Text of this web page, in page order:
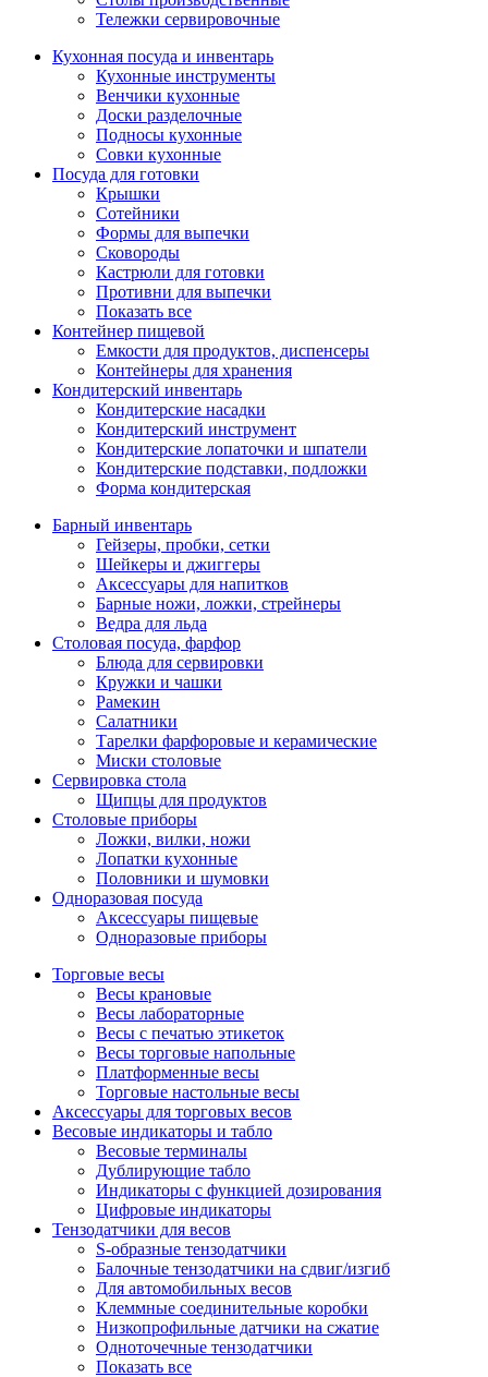
Тележки сервировочные
Кухонная посуда и инвентарь
Кухонные инструменты
Венчики кухонные
Доски разделочные
Подносы кухонные
Совки кухонные
Посуда для готовки
Крышки
Сотейники
Формы для выпечки
Сковороды
Кастрюли для готовки
Противни для выпечки
Показать все
Контейнер пищевой
Емкости для продуктов, диспенсеры
Контейнеры для хранения
Кондитерский инвентарь
Кондитерские насадки
Кондитерский инструмент
Кондитерские лопаточки и шпатели
Кондитерские подставки, подложки
Форма кондитерская
Барный инвентарь
Гейзеры, пробки, сетки
Шейкеры и джиггеры
Аксессуары для напитков
Барные ножи, ложки, стрейнеры
Ведра для льда
Столовая посуда, фарфор
Блюда для сервировки
Кружки и чашки
Рамекин
Салатники
Тарелки фарфоровые и керамические
Миски столовые
Сервировка стола
Щипцы для продуктов
Столовые приборы
Ложки, вилки, ножи
Лопатки кухонные
Половники и шумовки
Одноразовая посуда
Аксессуары пищевые
Одноразовые приборы
Торговые весы
Весы крановые
Весы лабораторные
Весы с печатью этикеток
Весы торговые напольные
Платформенные весы
Торговые настольные весы
Аксессуары для торговых весов
Весовые индикаторы и табло
Весовые терминалы
Дублирующие табло
Индикаторы с функцией дозирования
Цифровые индикаторы
Тензодатчики для весов
S-образные тензодатчики
Балочные тензодатчики на сдвиг/изгиб
Для автомобильных весов
Клеммные соединительные коробки
Низкопрофильные датчики на сжатие
Одноточечные тензодатчики
Показать все